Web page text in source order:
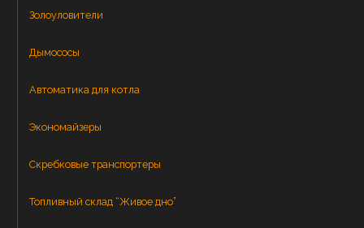
Золоуловители
Дымососы
Автоматика для котла
Экономайзеры
Скребковые транспортеры
Топливный склад “Живое дно”